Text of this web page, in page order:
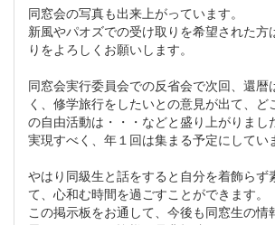
同窓会の写真も出来上がっています。
新風やパオズでの受け取りを希望された方
りをよろしくお願いします。
同窓会実行委員会での反省会で次回、還暦
く、修学旅行をしたいとの意見が出て、ど
の自由活動は・・・などと盛り上がりまし
実現すべく、年１回は集まる予定にしてい
やはり同級生と話をすると自分を着飾らず
て、心和む時間を過ごすことができます。
この掲示板をお通して、今後も同窓生の情